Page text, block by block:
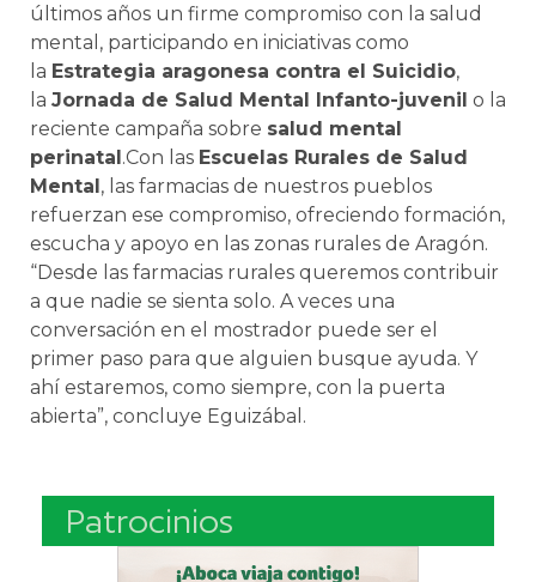
últimos años un firme compromiso con la salud
mental, participando en iniciativas como
la Estrategia aragonesa contra el Suicidio,
la Jornada de Salud Mental Infanto-juvenil o la
reciente campaña sobre salud mental
perinatal.Con las Escuelas Rurales de Salud
Mental, las farmacias de nuestros pueblos
refuerzan ese compromiso, ofreciendo formación,
escucha y apoyo en las zonas rurales de Aragón.
“Desde las farmacias rurales queremos contribuir
a que nadie se sienta solo. A veces una
conversación en el mostrador puede ser el
primer paso para que alguien busque ayuda. Y
ahí estaremos, como siempre, con la puerta
abierta”, concluye Eguizábal.
Patrocinios